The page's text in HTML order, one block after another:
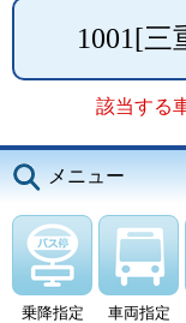
1001[三
該当する
メニュー
乗降指定 車両指定